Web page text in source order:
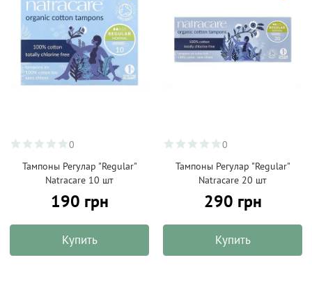
0
Тампоны Регулар "Regular"
Natracare 10 шт
190 грн
Купить
0
Тампоны Регулар "Regular"
Natracare 20 шт
290 грн
Купить